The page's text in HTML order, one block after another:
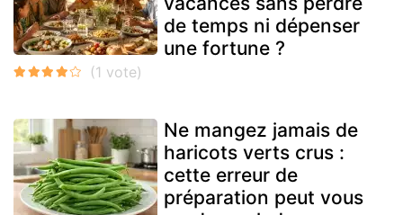
de temps ni dépenser
une fortune ?
Ne mangez jamais de
haricots verts crus :
cette erreur de
préparation peut vous